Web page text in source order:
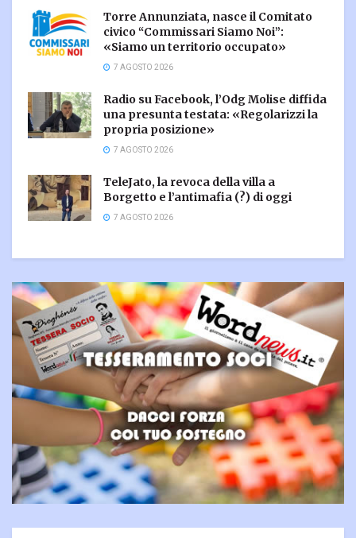
Torre Annunziata, nasce il Comitato
civico “Commissari Siamo Noi”:
«Siamo un territorio occupato»
7 AGOSTO 2026
Radio su Facebook, l’Odg Molise diffida
una presunta testata: «Regolarizzi la
propria posizione»
7 AGOSTO 2026
TeleJato, la revoca della villa a
Borgetto e l’antimafia (?) di oggi
7 AGOSTO 2026